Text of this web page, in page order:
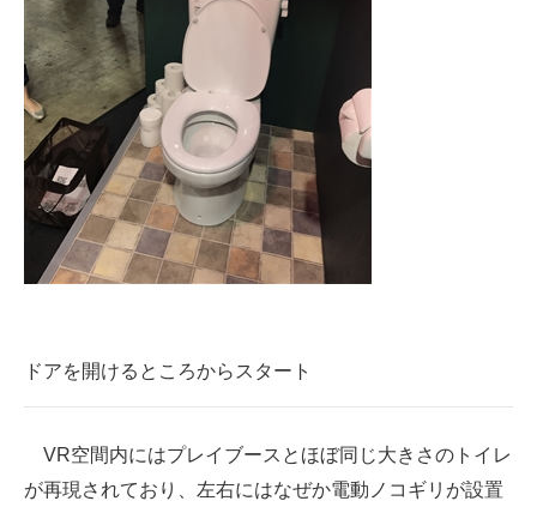
ドアを開けるところからスタート
VR空間内にはプレイブースとほぼ同じ大きさのトイレ
が再現されており、左右にはなぜか電動ノコギリが設置